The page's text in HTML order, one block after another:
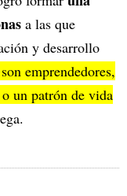
a las que
y desarrollo
emprendedores,
un patrón de vida